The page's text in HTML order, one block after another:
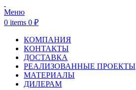
Меню
0 items 0 ₽
КОМПАНИЯ
КОНТАКТЫ
ДОСТАВКА
РЕАЛИЗОВАННЫЕ ПРОЕКТЫ
МАТЕРИАЛЫ
ДИЛЕРАМ